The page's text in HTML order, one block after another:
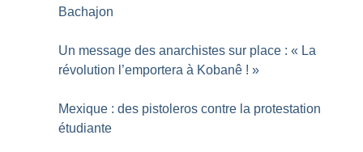
Bachajon
Un message des anarchistes sur place : « La
révolution l’emportera à Kobanê ! »
Mexique : des pistoleros contre la protestation
étudiante